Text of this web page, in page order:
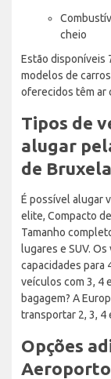
cheio
Estão disponíveis
modelos de
oferecidos têm ar
Tipos de
alugar
de
É possível alugar
elite, Compacto
Tamanho
lugares e SUV.
capacidades para
veículos com 3, 4
bagagem? A
transportar 2, 3, 4
Opções